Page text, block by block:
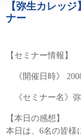
【弥生カレッ
ナー
【セミナー情報】
《開催日時》
《セミナー名》弥
【本日の感想】
本日は、6名の皆様